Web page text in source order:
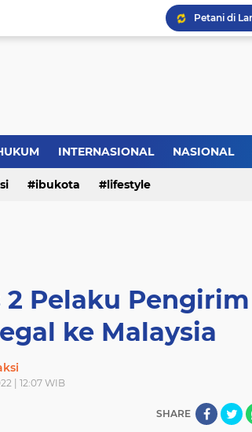
INTERNASIONAL NASIONAL
ibukota lifestyle
Pelaku Pengirim
ke Malaysia
| 12:07 WIB
SHARE